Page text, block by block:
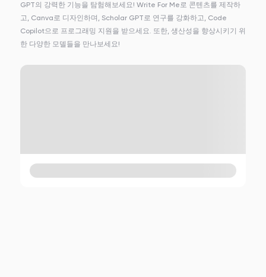
GPT의 강력한 기능을 탐험해보세요! Write For Me로 콘텐츠를 제작하
고, Canva로 디자인하며, Scholar GPT로 연구를 강화하고, Code
Copilot으로 프로그래밍 지원을 받으세요. 또한, 생산성을 향상시키기 위
한 다양한 모델들을 만나보세요!